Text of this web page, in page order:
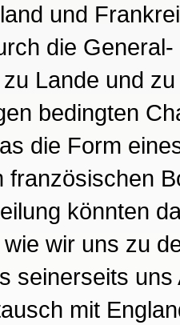
und
die
Lande und
bedingten
die Form
französischen
könnten
wir uns zu
seinerseits
mit